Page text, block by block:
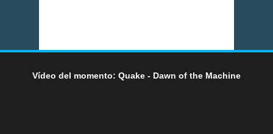
Vídeo del momento: Quake - Dawn of the Machine